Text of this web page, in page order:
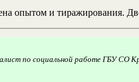
опытом и тиражирования.
по социальной работе ГБУ СО